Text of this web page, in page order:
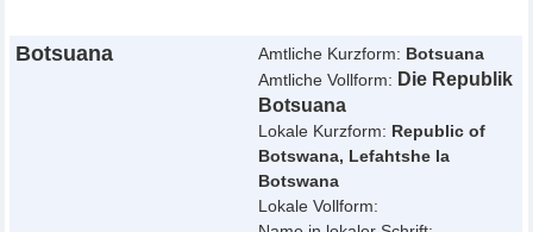
Botsuana Amtliche Kurzform: Botsuana
Amtliche Vollform: Die Republik
Botsuana
Lokale Kurzform: Republic of
Botswana, Lefahtshe la
Botswana
Lokale Vollform: